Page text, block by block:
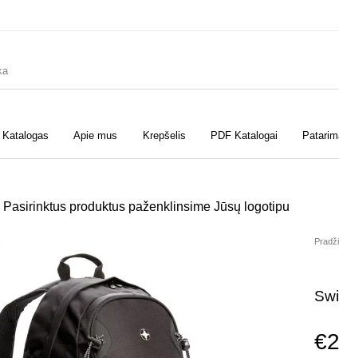
Katalogas Apie mus Krepšelis PDF Katalogai
Pasirinktus produktus paženklinsime Jūsų logotipu
€